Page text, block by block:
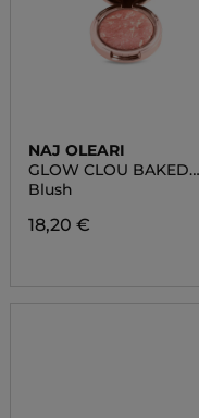
NAJ OLEARI
GLOW CLOU BAKED
BLUSH
Blush
18,20 €